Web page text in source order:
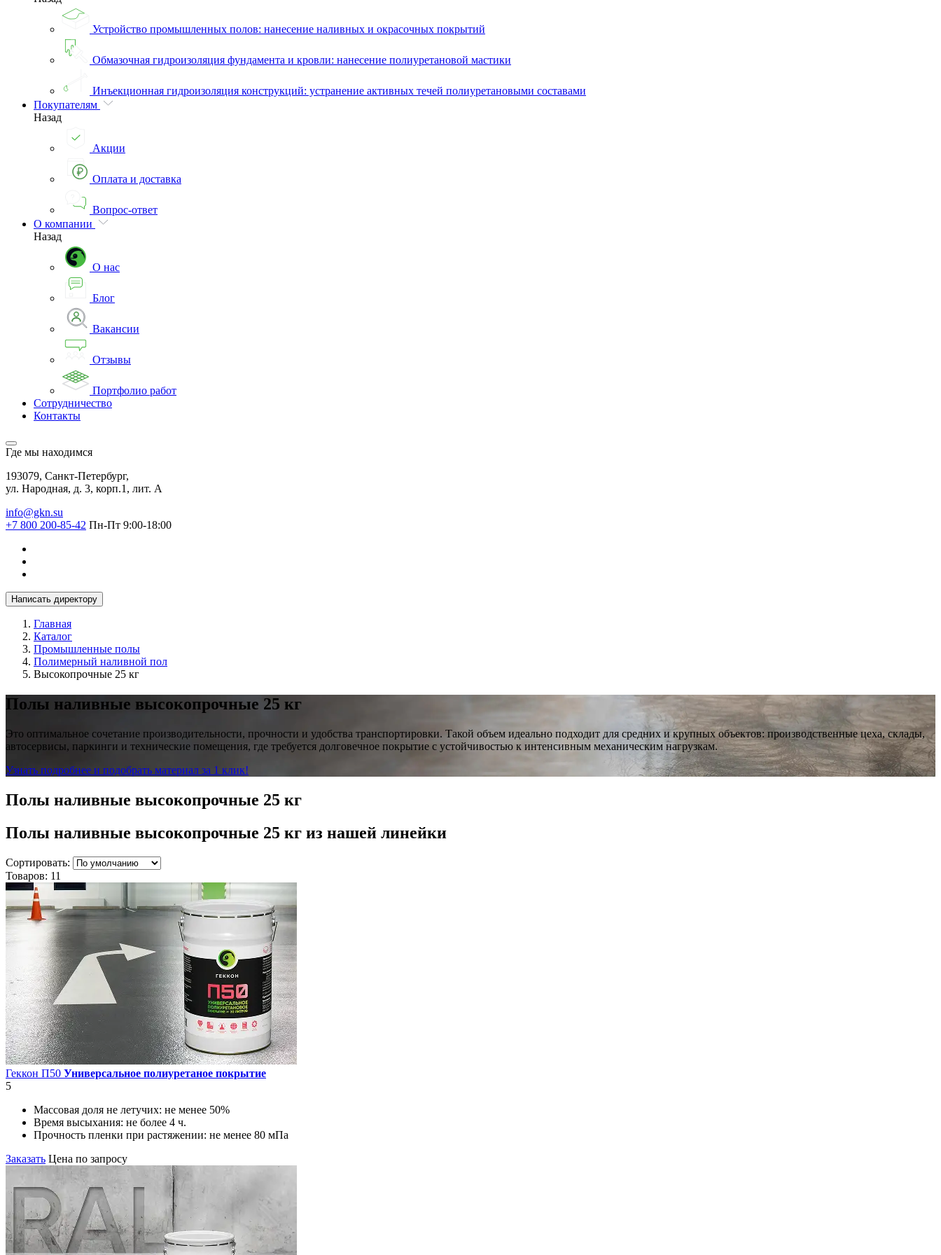
Устройство промышленных полов: нанесение наливных и окрасочных покрытий
Обмазочная гидроизоляция фундамента и кровли: нанесение полиуретановой мастики
Инъекционная гидроизоляция конструкций: устранение активных течей полиуретановыми составами
Покупателям
Назад
Акции
Оплата и доставка
Вопрос-ответ
О компании
Назад
О нас
Блог
Вакансии
Отзывы
Портфолио работ
Сотрудничество
Контакты
Где мы находимся
193079, Санкт-Петербург,
ул. Народная, д. 3, корп.1, лит. А
info@gkn.su
+7 800 200-85-42 Пн-Пт 9:00-18:00
Написать директору
Главная
Каталог
Промышленные полы
Полимерный наливной пол
Высокопрочные 25 кг
Полы наливные высокопрочные 25 кг
Это оптимальное сочетание производительности, прочности и удобства транспортировки. Такой объем идеально подходит для средних и крупных объектов: производственные цеха, склады,
автосервисы, паркинги и технические помещения, где требуется долговечное покрытие с устойчивостью к интенсивным механическим нагрузкам.
Узнать подробнее и подобрать материал за 1 клик!
Полы наливные высокопрочные 25 кг
Полы наливные высокопрочные 25 кг из нашей линейки
Сортировать:
Товаров: 11
Геккон П50 Универсальное полиуретаное покрытие
5
Массовая доля не летучих: не менее 50%
Время высыхания: не более 4 ч.
Прочность пленки при растяжении: не менее 80 мПа
Заказать Цена по запросу